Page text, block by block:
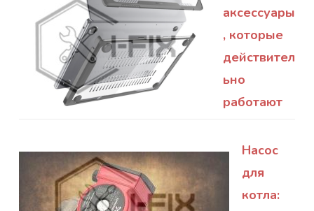
аксессуары
, которые
действител
ьно
работают
Насос
для
котла: